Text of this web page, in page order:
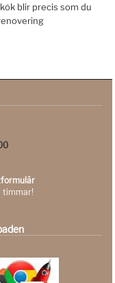
blir precis som du
timmar!